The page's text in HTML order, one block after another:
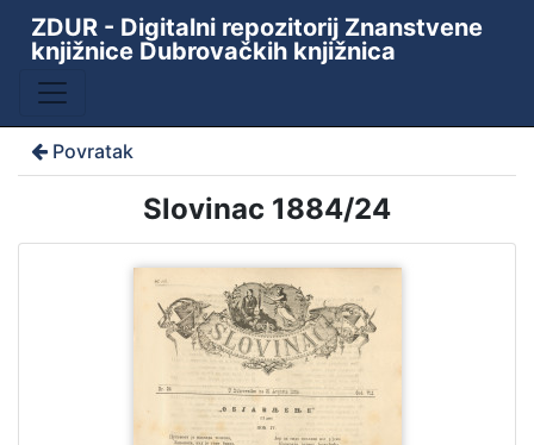
ZDUR - Digitalni repozitorij Znanstvene
knjižnice Dubrovačkih knjižnica
Povratak
Slovinac 1884/24